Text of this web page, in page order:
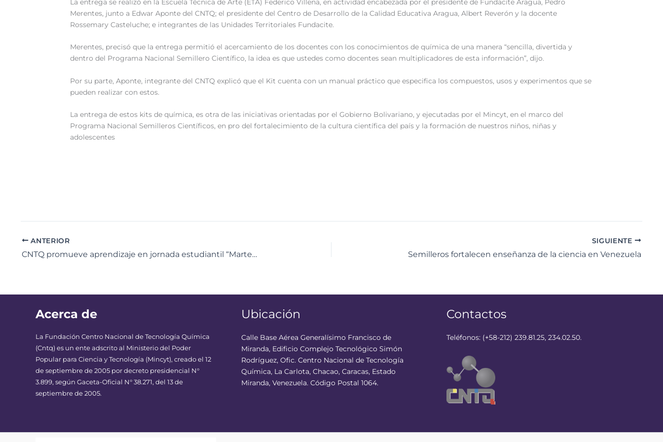
La entrega se realizó en la Escuela Técnica de Arte (ETA) Federico Villena, en actividad encabezada por el presidente de Fundacite Aragua, Pedro
Merentes, junto a Edwar Aponte del CNTQ; el presidente del Centro de Desarrollo de la Calidad Educativa Aragua, Albert Reverón y la docente
Rossemary Casteluche; e integrantes de las Unidades Territoriales Fundacite.
Merentes, precisó que la entrega permitió el acercamiento de los docentes con los conocimientos de química de una manera “sencilla, divertida y
dentro del Programa Nacional Semillero Científico, la idea es que ustedes como docentes sean multiplicadores de esta información”, dijo.
Por su parte, Aponte, integrante del CNTQ explicó que el Kit cuenta con un manual práctico que especifica los compuestos, usos y experimentos que se
pueden realizar con estos.
La entrega de estos kits de química, es otra de las iniciativas orientadas por el Gobierno Bolivariano, y ejecutadas por el Mincyt, en el marco del
Programa Nacional Semilleros Científicos, en pro del fortalecimiento de la cultura científica del país y la formación de nuestros niños, niñas y
adolescentes
ANTERIOR
CNTQ promueve aprendizaje en jornada estudiantil “Martes de Ciencias”
SIGUIENTE
Semilleros fortalecen enseñanza de la ciencia en Venezuela
Acerca de
La Fundación Centro Nacional de Tecnología Química
(Cntq) es un ente adscrito al Ministerio del Poder
Popular para Ciencia y Tecnología (Mincyt), creado el 12
de septiembre de 2005 por decreto presidencial N°
3.899, según Gaceta-Oficial N° 38.271, del 13 de
septiembre de 2005.
Ubicación
Calle Base Aérea Generalísimo Francisco de
Miranda, Edificio Complejo Tecnológico Simón
Rodríguez, Ofic. Centro Nacional de Tecnología
Química, La Carlota, Chacao, Caracas, Estado
Miranda, Venezuela. Código Postal 1064.
Contactos
Teléfonos: (+58-212) 239.81.25, 234.02.50.